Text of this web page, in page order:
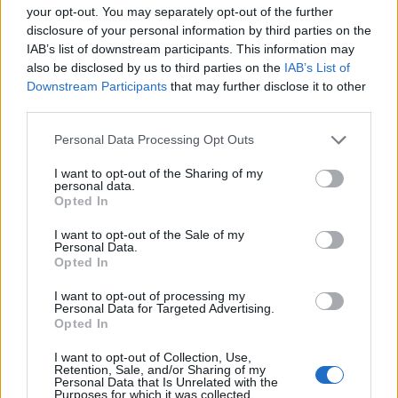
your opt-out. You may separately opt-out of the further
disclosure of your personal information by third parties on the
IAB’s list of downstream participants. This information may
also be disclosed by us to third parties on the IAB’s List of
Downstream Participants that may further disclose it to other
Personal Data Processing Opt Outs
I want to opt-out of the Sharing of my
personal data.
Opted In
I want to opt-out of the Sale of my
Personal Data.
Opted In
I want to opt-out of processing my
Personal Data for Targeted Advertising.
Opted In
I want to opt-out of Collection, Use,
Retention, Sale, and/or Sharing of my
Personal Data that Is Unrelated with the
Purposes for which it was collected.
privilégiez la clarté dans vos objectifs pour avancer
sereinement.
Capricorne
Les influences d’aujourd’hui favorisent la réflexion sur
vos responsabilités et vos ambitions. C’est le moment
vos prochaines étapes avec pragmatisme. La patience
et la persévérance seront vos alliées, mais veillez à ne
temps à votre développement personnel sera
particulièrement bénéfique.
Verseau
en avant. Vous pouvez ressentir le besoin d’exprimer
vos idées de façon innovante ou de vous engager